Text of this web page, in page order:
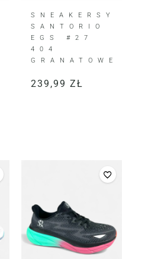
SNEAKERSY
SANTORIO
EGS #27
404
GRANATOWE
239,99 ZŁ